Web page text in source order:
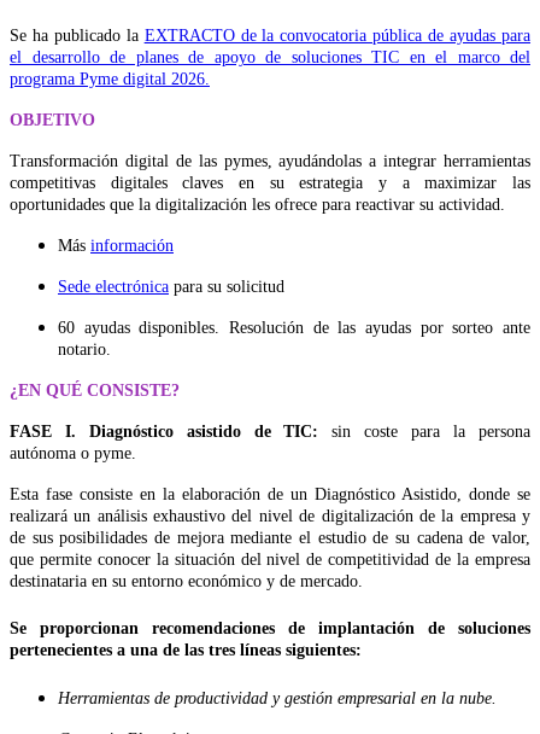
Se ha publicado la EXTRACTO de la convocatoria pública de ayudas para
el desarrollo de planes de apoyo de soluciones TIC en el marco del
programa Pyme digital 2026.
OBJETIVO
Transformación digital de las pymes, ayudándolas a integrar herramientas
competitivas digitales claves en su estrategia y a maximizar las
oportunidades que la digitalización les ofrece para reactivar su actividad.
Más información
Sede electrónica para su solicitud
60 ayudas disponibles. Resolución de las ayudas por sorteo ante
notario.
¿EN QUÉ CONSISTE?
FASE I. Diagnóstico asistido de TIC: sin coste para la persona
autónoma o pyme.
Esta fase consiste en la elaboración de un Diagnóstico Asistido, donde se
realizará un análisis exhaustivo del nivel de digitalización de la empresa y
de sus posibilidades de mejora mediante el estudio de su cadena de valor,
que permite conocer la situación del nivel de competitividad de la empresa
destinataria en su entorno económico y de mercado.
Se proporcionan recomendaciones de implantación de soluciones
pertenecientes a una de las tres líneas siguientes:
Herramientas de productividad y gestión empresarial en la nube.